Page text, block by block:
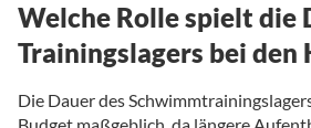
Welche Rolle spielt die
Trainingslagers bei den
Die Dauer des